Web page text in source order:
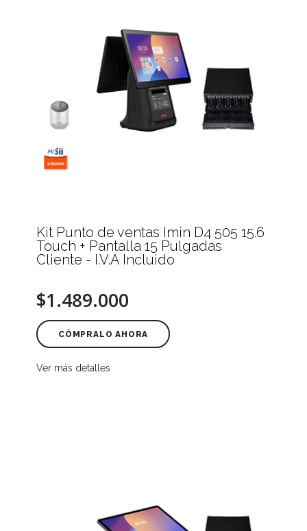
Kit Punto de ventas Imin D4 505 15.6
Touch + Pantalla 15 Pulgadas
Cliente - I.V.A Incluido
$1.489.000
CÓMPRALO AHORA
Ver más detalles